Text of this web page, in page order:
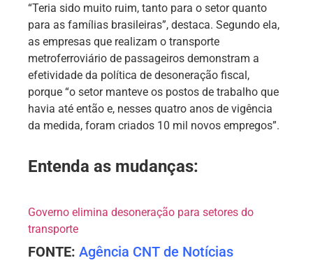
“Teria sido muito ruim, tanto para o setor quanto
para as famílias brasileiras”, destaca. Segundo ela,
as empresas que realizam o transporte
metroferroviário de passageiros demonstram a
efetividade da política de desoneração fiscal,
porque “o setor manteve os postos de trabalho que
havia até então e, nesses quatro anos de vigência
da medida, foram criados 10 mil novos empregos”.
Entenda as mudanças:
Governo elimina desoneração para setores do
transporte
FONTE: Agência CNT de Notícias